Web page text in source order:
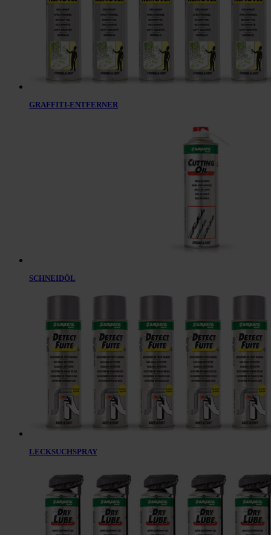
GRAFFITI-ENTFERNER
SCHNEIDÖL
LECKSUCHSPRAY